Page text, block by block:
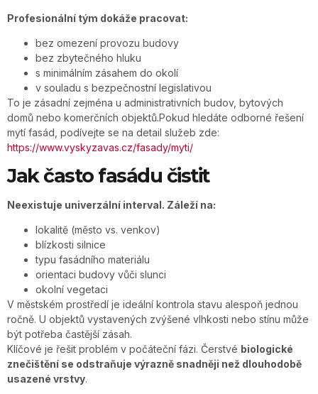
Profesionální tým dokáže pracovat:
bez omezení provozu budovy
bez zbytečného hluku
s minimálním zásahem do okolí
v souladu s bezpečnostní legislativou
To je zásadní zejména u administrativních budov, bytových
domů nebo komerčních objektů.Pokud hledáte odborné řešení
mytí fasád, podívejte se na detail služeb zde:
https://www.vyskyzavas.cz/fasady/myti/
Jak často fasádu čistit
Neexistuje univerzální interval. Záleží na:
lokalitě (město vs. venkov)
blízkosti silnice
typu fasádního materiálu
orientaci budovy vůči slunci
okolní vegetaci
V městském prostředí je ideální kontrola stavu alespoň jednou
ročně. U objektů vystavených zvýšené vlhkosti nebo stínu může
být potřeba častější zásah.
Klíčové je řešit problém v počáteční fázi. Čerstvé biologické
znečištění se odstraňuje výrazně snadněji než dlouhodobě
usazené vrstvy.